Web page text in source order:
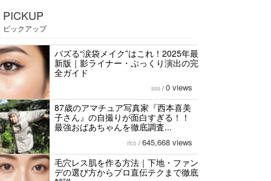
PICKUP
ピックアップ
バズる“涙袋メイク”はこれ！2025年最
新版｜影ライナー・ぷっくり演出の完
全ガイド
sss / 0 views
87歳のアマチュア写真家『西本喜美
子さん』の自撮りが面白すぎる！！
最強おばあちゃんを徹底調査...
rico / 645,668 views
毛穴レス肌を作る方法｜下地・ファン
デの選び方からプロ直伝テクまで徹底